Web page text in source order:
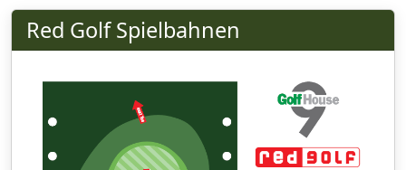
Red Golf Spielbahnen